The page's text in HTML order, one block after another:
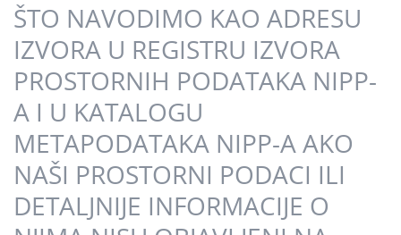
ŠTO NAVODIMO KAO ADRESU
IZVORA U REGISTRU IZVORA
PROSTORNIH PODATAKA NIPP-
A I U KATALOGU
METAPODATAKA NIPP-A AKO
NAŠI PROSTORNI PODACI ILI
DETALJNIJE INFORMACIJE O